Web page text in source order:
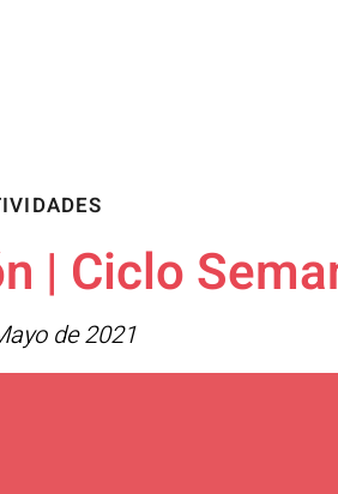
| Ciclo
de 2021